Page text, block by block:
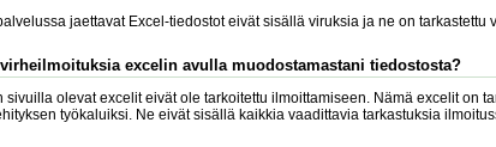
jaettavat Excel-tiedostot eivät sisällä viruksia ja ne on tarkastettu
virheilmoituksia excelin avulla muodostamastani tiedostosta?
sivuilla olevat excelit eivät ole tarkoitettu ilmoittamiseen. Nämä excelit on
työkaluiksi. Ne eivät sisällä kaikkia vaadittavia tarkastuksia